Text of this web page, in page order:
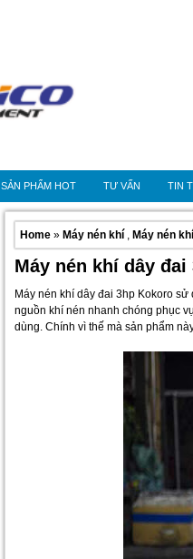
SẢN PHẨM HOT TƯ VẤN TIN
Home » Máy nén khí , Máy nén
Máy nén khí dây
Máy nén khí dây đai 3hp Kokoro
nguồn khí nén nhanh chóng phục
dùng. Chính vì thế mà sản phẩm